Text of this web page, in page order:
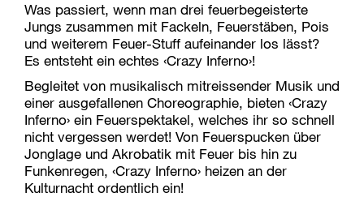
Was passiert, wenn man drei feuerbegeisterte
Jungs zusammen mit Fackeln, Feuerstäben, Pois
und weiterem Feuer-Stuff aufeinander los lässt?
Es entsteht ein echtes ‹Crazy Inferno›!
Begleitet von musikalisch mitreissender Musik und
einer ausgefallenen Choreographie, bieten ‹Crazy
Inferno› ein Feuerspektakel, welches ihr so schnell
nicht vergessen werdet! Von Feuerspucken über
Jonglage und Akrobatik mit Feuer bis hin zu
Funkenregen, ‹Crazy Inferno› heizen an der
Kulturnacht ordentlich ein!